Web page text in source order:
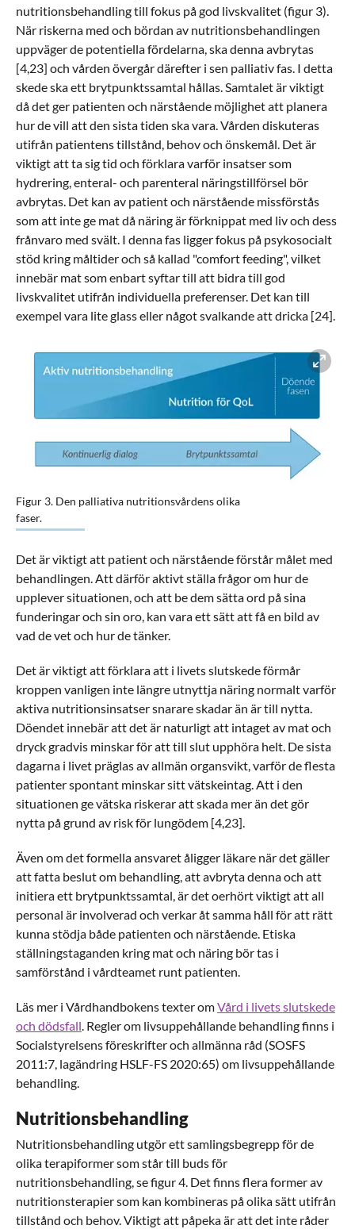
nutritionsbehandling till fokus på god livskvalitet (figur 3).
När riskerna med och bördan av nutritionsbehandlingen
uppväger de potentiella fördelarna, ska denna avbrytas
[4,23] och vården övergår därefter i sen palliativ fas. I detta
skede ska ett brytpunktssamtal hållas. Samtalet är viktigt
då det ger patienten och närstående möjlighet att planera
hur de vill att den sista tiden ska vara. Vården diskuteras
utifrån patientens tillstånd, behov och önskemål. Det är
viktigt att ta sig tid och förklara varför insatser som
hydrering, enteral- och parenteral näringstillförsel bör
avbrytas. Det kan av patient och närstående missförstås
som att inte ge mat då näring är förknippat med liv och dess
frånvaro med svält. I denna fas ligger fokus på psykosocialt
stöd kring måltider och så kallad "comfort feeding", vilket
innebär mat som enbart syftar till att bidra till god
livskvalitet utifrån individuella preferenser. Det kan till
exempel vara lite glass eller något svalkande att dricka [24].
Figur 3. Den palliativa nutritionsvårdens olika
faser.
Det är viktigt att patient och närstående förstår målet med
behandlingen. Att därför aktivt ställa frågor om hur de
upplever situationen, och att be dem sätta ord på sina
funderingar och sin oro, kan vara ett sätt att få en bild av
vad de vet och hur de tänker.
Det är viktigt att förklara att i livets slutskede förmår
kroppen vanligen inte längre utnyttja näring normalt varför
aktiva nutritionsinsatser snarare skadar än är till nytta.
Döendet innebär att det är naturligt att intaget av mat och
dryck gradvis minskar för att till slut upphöra helt. De sista
dagarna i livet präglas av allmän organsvikt, varför de flesta
patienter spontant minskar sitt vätskeintag. Att i den
situationen ge vätska riskerar att skada mer än det gör
nytta på grund av risk för lungödem [4,23].
Även om det formella ansvaret åligger läkare när det gäller
att fatta beslut om behandling, att avbryta denna och att
initiera ett brytpunktssamtal, är det oerhört viktigt att all
personal är involverad och verkar åt samma håll för att rätt
kunna stödja både patienten och närstående. Etiska
ställningstaganden kring mat och näring bör tas i
samförstånd i vårdteamet runt patienten.
Läs mer i Vårdhandbokens texter omVård i livets slutskede
och dödsfall . Regler om livsuppehållande behandling finns i
Socialstyrelsens föreskrifter och allmänna råd (SOSFS
2011:7, lagändring HSLF-FS 2020:65) om livsuppehållande
behandling.
Nutritionsbehandling
Nutritionsbehandling utgör ett samlingsbegrepp för de
olika terapiformer som står till buds för
nutritionsbehandling, se figur 4. Det finns flera former av
nutritionsterapier som kan kombineras på olika sätt utifrån
tillstånd och behov. Viktigt att påpeka är att det inte råder